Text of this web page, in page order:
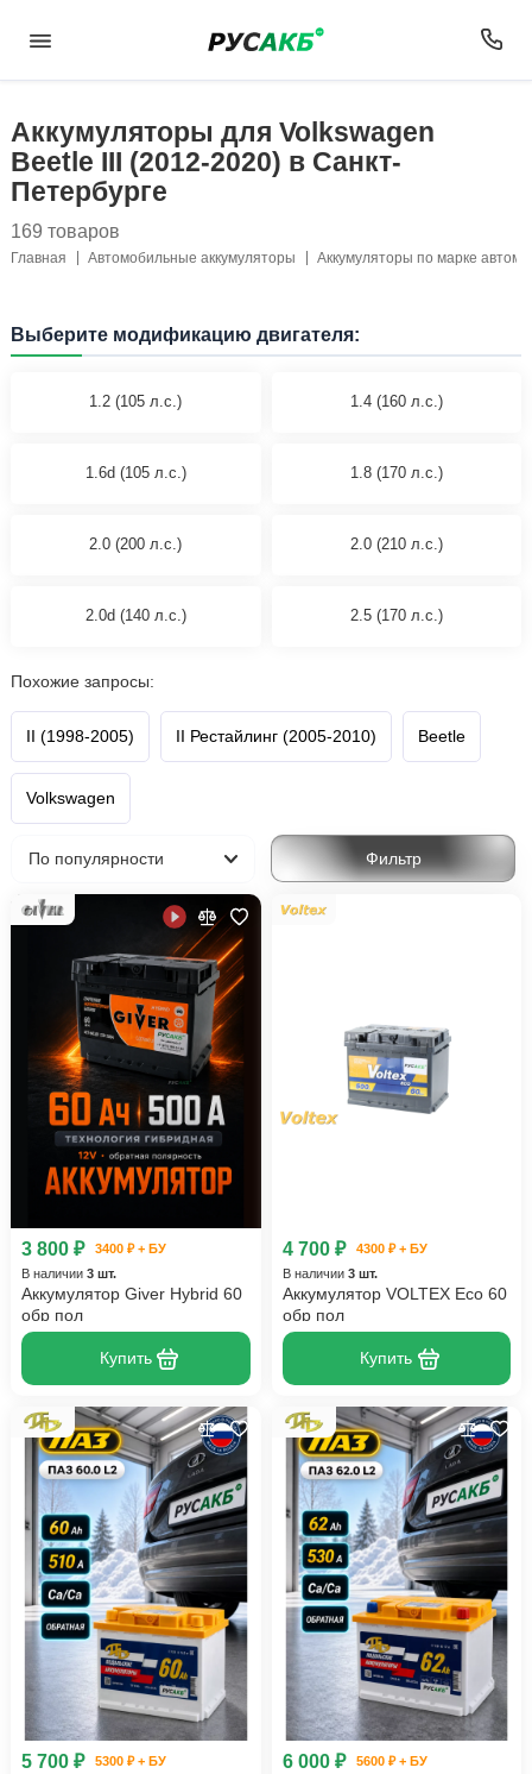
Аккумуляторы для Volkswagen
Beetle III (2012-2020) в Санкт-
Петербурге
169 товаров
Главная Автомобильные аккумуляторы Аккумуляторы по марке
Выберите модификацию двигателя:
1.2 (105 л.с.) 1.4 (160 л.с.)
1.6d (105 л.с.) 1.8 (170 л.с.)
2.0 (200 л.с.) 2.0 (210 л.с.)
2.0d (140 л.с.) 2.5 (170 л.с.)
Похожие запросы:
II (1998-2005) II Рестайлинг (2005-2010) Beetle
Volkswagen
Фильтр
3 800 ₽
3400 ₽ + БУ
В наличии 3 шт.
Аккумулятор Giver Hybrid 60
обр пол
Купить
4 700 ₽
4300 ₽ + БУ
В наличии 3 шт.
Аккумулятор VOLTEX Eco 60
обр пол
Купить
5 700 ₽
5300 ₽ + БУ
6 000 ₽
5600 ₽ + БУ